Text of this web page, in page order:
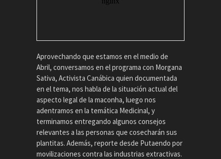
Aprovechando que estamos en el medio de
Abril, conversamos en el programa con Morgana
Sativa, Activista Canábica quien documentada
en el tema, nos habla de la situación actual del
aspecto legal de la maconha, luego nos
adentramos en la temática Medicinal, y
terminamos entregando algunos consejos
relevantes a las personas que cosecharán sus
plantitas. Además, reporte desde Putaendo por
movilizaciones contra las industrias extractivas.